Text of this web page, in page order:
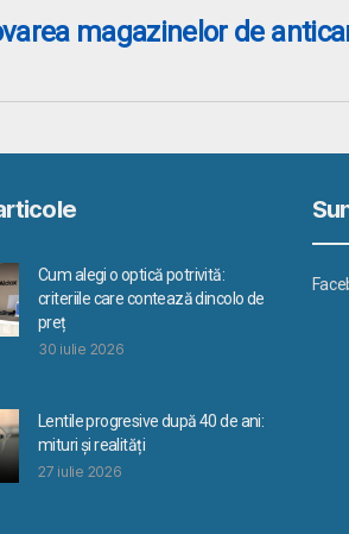
magazinelor de
Cum alegi o optică potrivită:
criteriile care contează dincolo de
preț
30 iulie 2026
Lentile progresive după 40 de ani:
mituri și realități
27 iulie 2026